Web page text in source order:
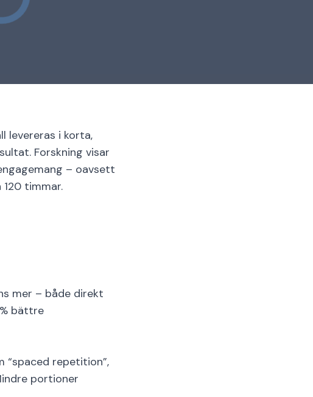
levereras i korta,
Forskning visar
– oavsett
timmar.
mer – både direkt
bättre
“spaced repetition”,
portioner